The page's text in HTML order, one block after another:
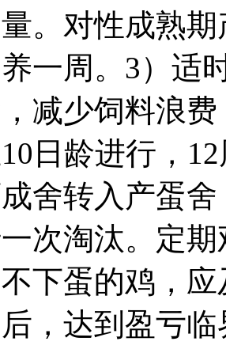
。对性成熟
一周。3）适
减少饲料浪
日龄进行，
舍转入产蛋
次淘汰。定
下蛋的鸡，
，达到盈亏